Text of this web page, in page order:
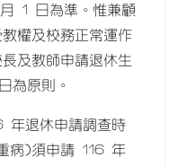
1 日為準。惟兼顧
權及校務正常運作
及教師申請退休生
為原則。
年退休申請調查時
病)須申請 116 年